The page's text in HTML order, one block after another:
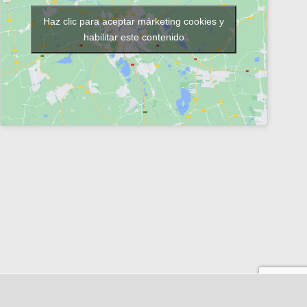
Haz clic para aceptar márketing cookies y
habilitar este contenido